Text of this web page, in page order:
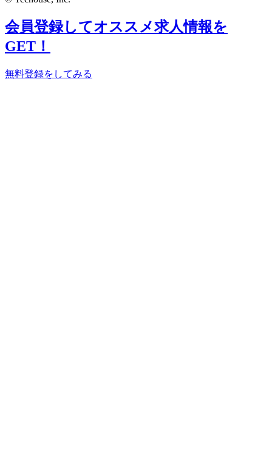
会員登録してオススメ求人情報を
GET！
無料登録をしてみる